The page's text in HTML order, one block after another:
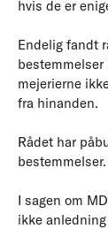
hvis de er
Endelig fandt
mejerierne
fra hinanden.
Rådet har
I sagen om
ikke